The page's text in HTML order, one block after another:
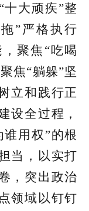
大顽疾”整
”严格执行
聚焦“吃喝
焦“躺躲”坚
立和践行正
设全过程 ，
用权”的根
当，以实打
，突出政治
领域以钉钉